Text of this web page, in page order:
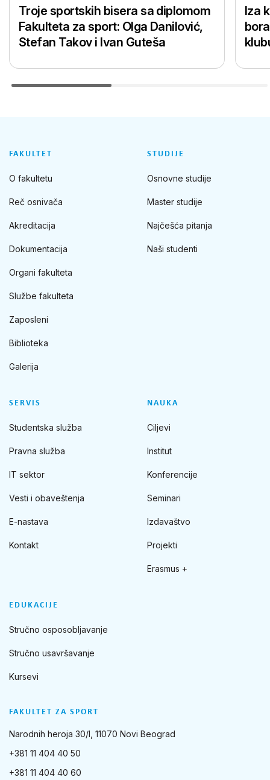
Troje sportskih bisera sa diplomom
Fakulteta za sport: Olga Danilović,
Stefan Takov i Ivan Guteša
Iza
FAKULTET ZA SPORT
Narodnih heroja 30/I, 11070 Novi Beograd
+381 11 404 40 50
+381 11 404 40 60
FAKULTET
O fakultetu
Reč osnivača
Akreditacija
Dokumentacija
Organi fakulteta
Službe fakulteta
Zaposleni
Biblioteka
Galerija
STUDIJE
Osnovne studije
Master studije
Najčešća pitanja
Naši studenti
SERVIS
Studentska služba
Pravna služba
IT sektor
Vesti i obaveštenja
E-nastava
Kontakt
NAUKA
Ciljevi
Institut
Konferencije
Seminari
Izdavaštvo
Projekti
Erasmus +
EDUKACIJE
Stručno osposobljavanje
Stručno usavršavanje
Kursevi